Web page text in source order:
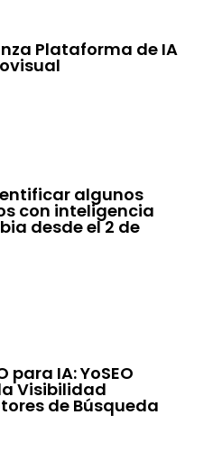
Plataforma de IA
algunos
con inteligencia
desde el 2 de
para IA: YoSEO
Visibilidad
de Búsqueda